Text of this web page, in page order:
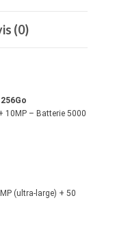
(0)
10MP – Batterie 5000
(ultra-large) + 50